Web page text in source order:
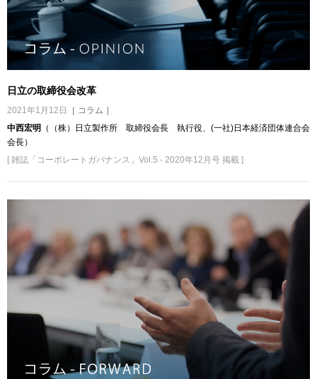
日立の取締役会改革
2021年1月12日
［ コラム ］
中西宏明
（（株）日立製作所 取締役会長 執行役、(一社)日本経済団体連合会
会長）
[ 雑誌「コーポレートガバナンス」Vol.5 - 2020年12月号 掲載 ]